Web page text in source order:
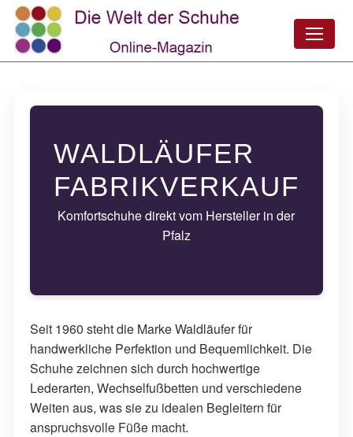
WALDLÄUFER
FABRIKVERKAUF
Komfortschuhe direkt vom Hersteller in der
Pfalz
Seit 1960 steht die Marke Waldläufer für
handwerkliche Perfektion und Bequemlichkeit. Die
Schuhe zeichnen sich durch hochwertige
Lederarten, Wechselfußbetten und verschiedene
Weiten aus, was sie zu idealen Begleitern für
anspruchsvolle Füße macht.